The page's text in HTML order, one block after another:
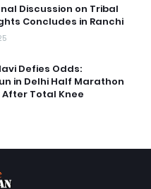
Discussion on Tribal
Concludes in Ranchi
Defies Odds:
in Delhi Half Marathon
Total Knee